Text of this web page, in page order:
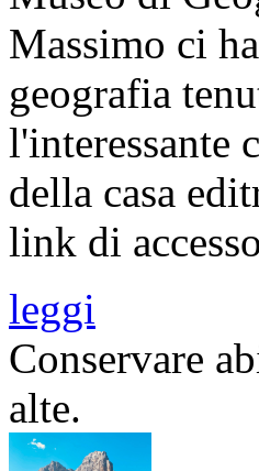
Massimo ci
geografia
l'interessante
della casa
link di
leggi
Conservare
alte.